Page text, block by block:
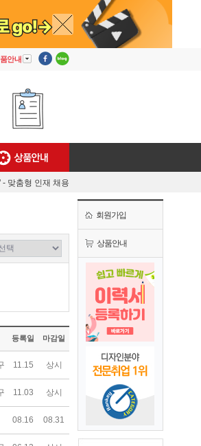
안내 ▼
디자이너잡 사용법
맞춤형 인재 채용
디자이너잡 사용법
맞춤형 인재 채용
등록일 마감일
11.15 상시
11.03 상시
08.16 08.31
회원가입
상품안내